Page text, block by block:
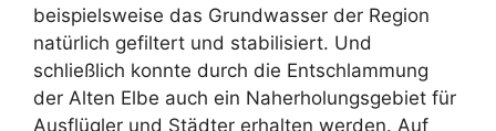
beispielsweise das Grundwasser der Region
natürlich gefiltert und stabilisiert. Und
schließlich konnte durch die Entschlammung
der Alten Elbe auch ein Naherholungsgebiet für
Ausflügler und Städter erhalten werden. Auf